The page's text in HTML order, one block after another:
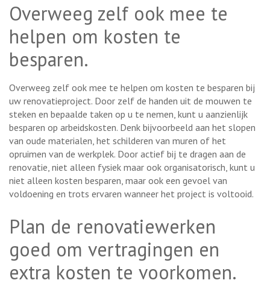
Overweeg zelf ook mee te
helpen om kosten te
besparen.
Overweeg zelf ook mee te helpen om kosten te besparen bij
uw renovatieproject. Door zelf de handen uit de mouwen te
steken en bepaalde taken op u te nemen, kunt u aanzienlijk
besparen op arbeidskosten. Denk bijvoorbeeld aan het slopen
van oude materialen, het schilderen van muren of het
opruimen van de werkplek. Door actief bij te dragen aan de
renovatie, niet alleen fysiek maar ook organisatorisch, kunt u
niet alleen kosten besparen, maar ook een gevoel van
voldoening en trots ervaren wanneer het project is voltooid.
Plan de renovatiewerken
goed om vertragingen en
extra kosten te voorkomen.